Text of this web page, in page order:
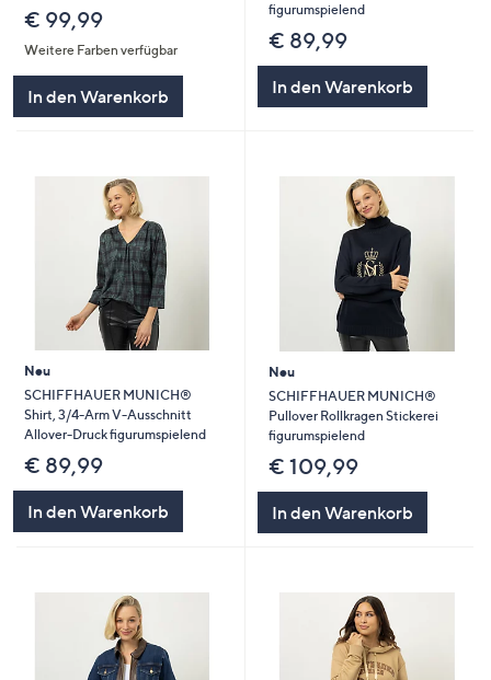
€ 99,99
Weitere Farben verfügbar
In den Warenkorb
figurumspielend
€ 89,99
In den Warenkorb
Neu
SCHIFFHAUER MUNICH®
Shirt, 3/4-Arm V-Ausschnitt
Allover-Druck figurumspielend
€ 89,99
In den Warenkorb
Neu
SCHIFFHAUER MUNICH®
Pullover Rollkragen Stickerei
figurumspielend
€ 109,99
In den Warenkorb